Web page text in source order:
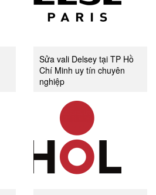
Sửa vali Delsey tại TP Hồ
Chí Minh uy tín chuyên
nghiệp